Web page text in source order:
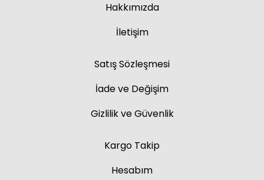
Hakkımızda
İletişim
Satış Sözleşmesi
İade ve Değişim
Gizlilik ve Güvenlik
Kargo Takip
Hesabım